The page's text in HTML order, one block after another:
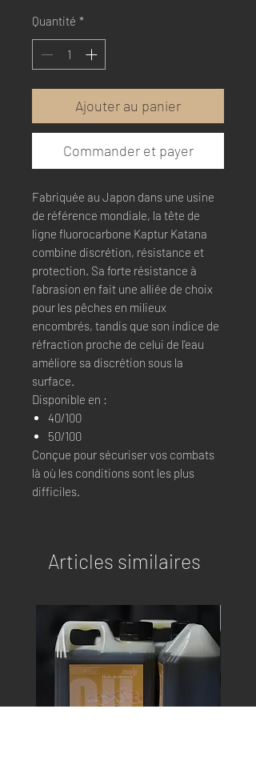
Quantité *
Ajouter au panier
Commander et payer
Fabriquée au Japon dans une usine
de référence mondiale, la tête de
ligne fluorocarbone Kaptur Katana
combine discrétion, résistance et
protection. Sa forte résistance à
l'abrasion en fait une alliée de choix
pour les pêches en milieux
encombrés, tandis que son indice de
réfraction proche de celui de l'eau
améliore sa discrétion sous la
surface.
Disponible en :
40/100
50/100
Conçue pour sécuriser vos combats
là où les conditions sont les plus
difficiles.
Articles similaires